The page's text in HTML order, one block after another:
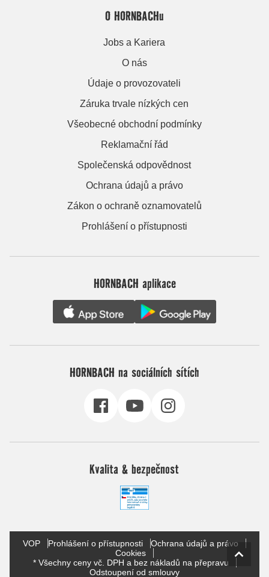
O HORNBACHu
Jobs a Kariera
O nás
Údaje o provozovateli
Záruka trvale nízkých cen
Všeobecné obchodní podmínky
Reklamační řád
Společenská odpovědnost
Ochrana údajů a právo
Zákon o ochraně oznamovatelů
Prohlášení o přístupnosti
HORNBACH aplikace
HORNBACH na sociálních sítích
Kvalita & bezpečnost
VOP Prohlášení o přístupnosti
Ochrana údajů a právo
Cookies
* Všechny ceny vč. DPH a bez nákladů na přepravu
Odstoupení od smlouvy